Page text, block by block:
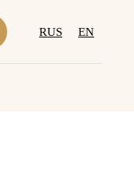
RUS EN